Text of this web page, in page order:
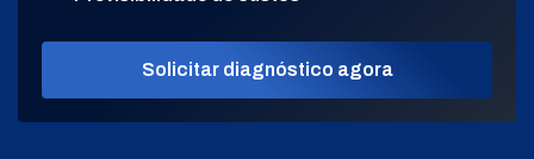
Solicitar diagnóstico agora